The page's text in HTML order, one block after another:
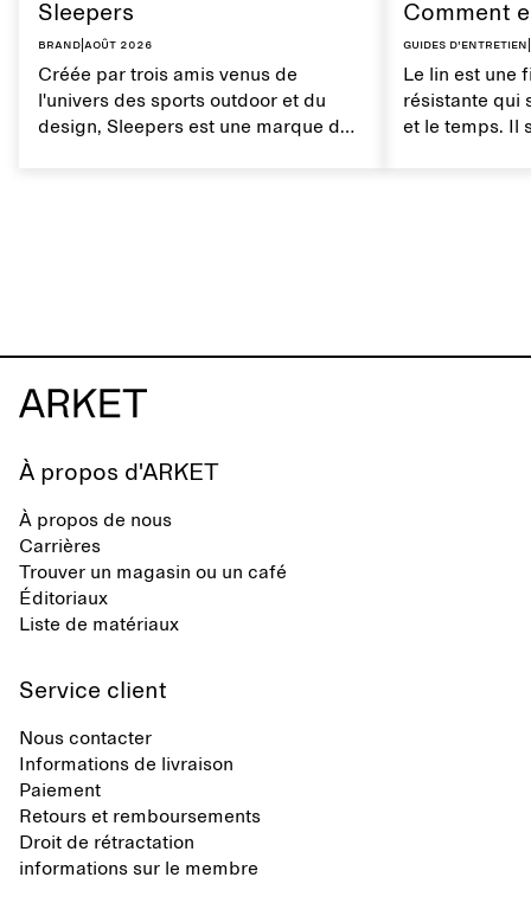
Sleepers
Brand août 2026
Créée par trois amis venus de
l'univers des sports outdoor et du
design, Sleepers est une marque de
d'utilisation dans différents
contextes.
Comment
Guides d'entretien
Le lin est une
résistante qui
et le temps. Il
À propos d'ARKET
À propos de nous
Carrières
Trouver un magasin ou un café
Éditoriaux
Liste de matériaux
Service client
Nous contacter
Informations de livraison
Paiement
Retours et remboursements
Droit de rétractation
informations sur le membre